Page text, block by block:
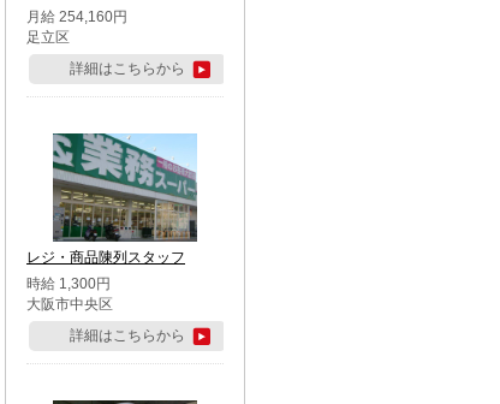
月給 254,160円
足立区
詳細はこちらから
レジ・商品陳列スタッフ
時給 1,300円
大阪市中央区
詳細はこちらから